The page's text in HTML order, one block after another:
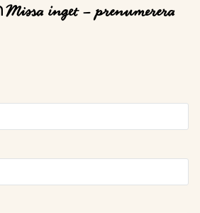
Missa inget – prenumerera